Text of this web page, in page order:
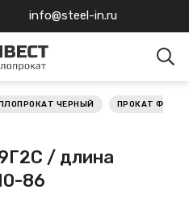
info@steel-in.ru
ЧЕРНЫЙ ПРОКАТ
/ длина
86